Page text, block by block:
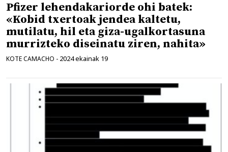
Pfizer lehendakariorde ohi batek:
«Kobid txertoak jendea kaltetu,
mutilatu, hil eta giza-ugalkortasuna
murrizteko diseinatu ziren, nahita»
KOTE CAMACHO - 2024 ekainak 19